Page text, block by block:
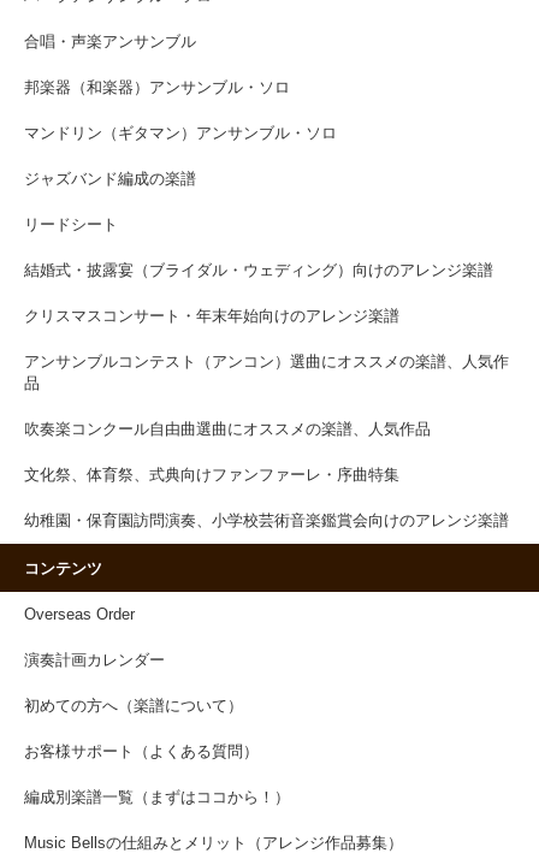
合唱・声楽アンサンブル
邦楽器（和楽器）アンサンブル・ソロ
マンドリン（ギタマン）アンサンブル・ソロ
ジャズバンド編成の楽譜
リードシート
結婚式・披露宴（ブライダル・ウェディング）向けのアレンジ楽譜
クリスマスコンサート・年末年始向けのアレンジ楽譜
アンサンブルコンテスト（アンコン）選曲にオススメの楽譜、人気作
品
吹奏楽コンクール自由曲選曲にオススメの楽譜、人気作品
文化祭、体育祭、式典向けファンファーレ・序曲特集
幼稚園・保育園訪問演奏、小学校芸術音楽鑑賞会向けのアレンジ楽譜
コンテンツ
Overseas Order
演奏計画カレンダー
初めての方へ（楽譜について）
お客様サポート（よくある質問）
編成別楽譜一覧（まずはココから！）
Music Bellsの仕組みとメリット（アレンジ作品募集）